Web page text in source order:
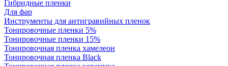
Гибридные пленки
Для фар
Инструменты для антигравийных пленок
Тонировочные пленки 5%
Тонировочные пленки 15%
Тонировочная пленка хамелеон
Тонировочная пленка Black